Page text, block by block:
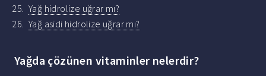
Yağ hidrolize uğrar mı?
Yağ asidi hidrolize uğrar mı?
Yağda çözünen vitaminler nelerdir?